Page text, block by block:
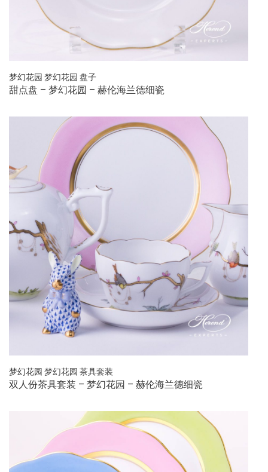
梦幻花园 梦幻花园 盘子
甜点盘 – 梦幻花园 – 赫伦海兰德细瓷
梦幻花园 梦幻花园 茶具套装
双人份茶具套装 – 梦幻花园 – 赫伦海兰德细瓷